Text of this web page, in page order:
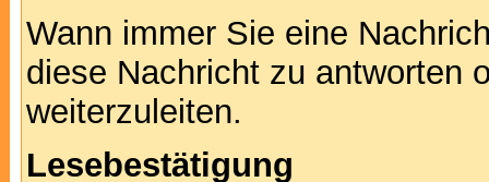
Wann immer Sie eine
diese Nachricht zu antworten
weiterzuleiten.
Lesebestätigung